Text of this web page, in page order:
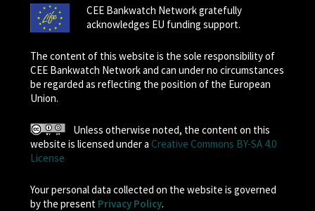
CEE Bankwatch Network gratefully
acknowledges EU funding support.
The content of this website is the sole responsibility of
CEE Bankwatch Network and can under no circumstances
be regarded as reflecting the position of the European
Union.
Unless otherwise noted, the content on this
website is licensed under a Creative Commons BY-SA 4.0
License
Your personal data collected on the website is governed
by the present Privacy Policy.